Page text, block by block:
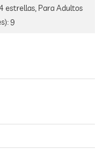
estrellas, Para Adultos
9